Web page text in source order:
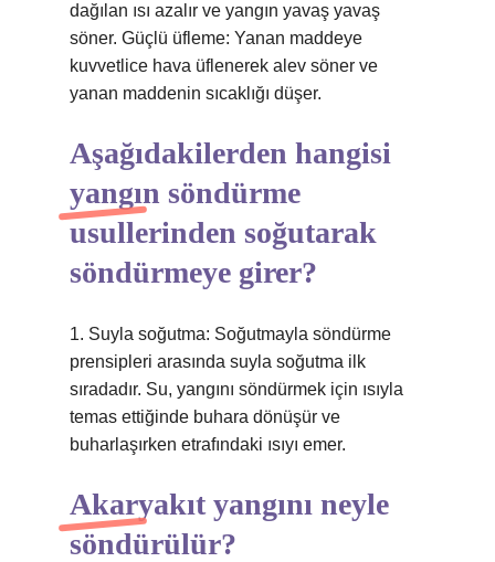
dağılan ısı azalır ve yangın yavaş yavaş
söner. Güçlü üfleme: Yanan maddeye
kuvvetlice hava üflenerek alev söner ve
yanan maddenin sıcaklığı düşer.
Aşağıdakilerden hangisi
yangın söndürme
usullerinden soğutarak
söndürmeye girer?
1. Suyla soğutma: Soğutmayla söndürme
prensipleri arasında suyla soğutma ilk
sıradadır. Su, yangını söndürmek için ısıyla
temas ettiğinde buhara dönüşür ve
buharlaşırken etrafındaki ısıyı emer.
Akaryakıt yangını neyle
söndürülür?